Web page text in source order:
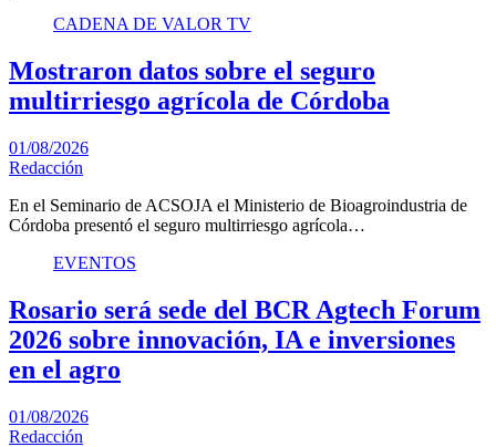
CADENA DE VALOR TV
Mostraron datos sobre el seguro
multirriesgo agrícola de Córdoba
01/08/2026
Redacción
En el Seminario de ACSOJA el Ministerio de Bioagroindustria de
Córdoba presentó el seguro multirriesgo agrícola…
EVENTOS
Rosario será sede del BCR Agtech Forum
2026 sobre innovación, IA e inversiones
en el agro
01/08/2026
Redacción